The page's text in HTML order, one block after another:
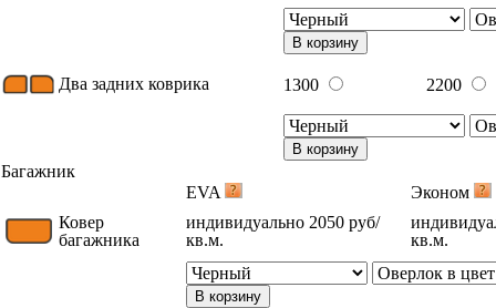
В корзину
Два задних коврика 1300 2200
В корзину
Багажник
EVA
Эконом
Ковер
багажника
индивидуально 2050 руб/
кв.м.
кв.м.
В корзину